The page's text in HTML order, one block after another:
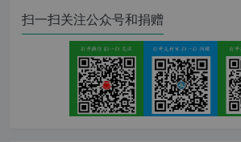
扫一扫关注公众号和捐赠